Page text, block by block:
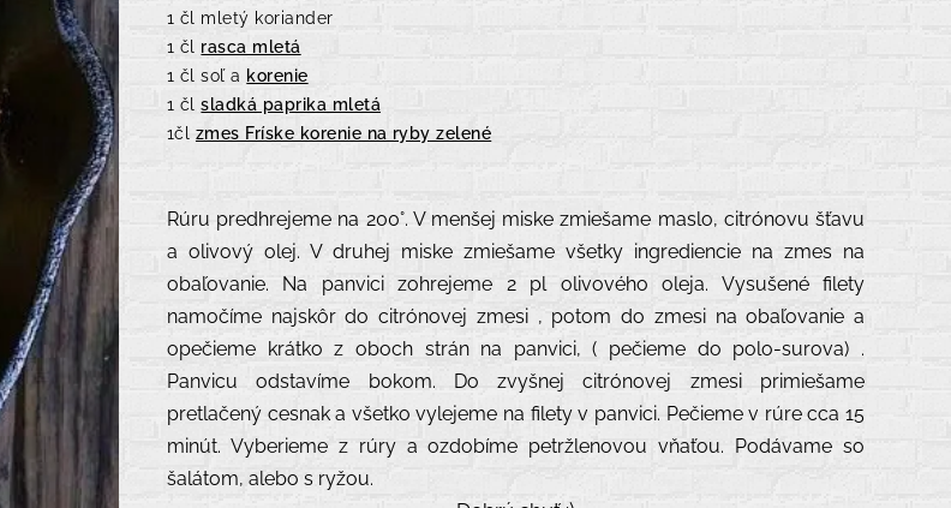
1 čl mletý koriander
1 čl rasca mletá
1 čl soľ a korenie
1 člsladká paprika mletá
1čl zmes Fríske korenie na ryby zelené
Rúru predhrejeme na 200°. V menšej miske zmiešame maslo, citrónovu šťavu
a olivový olej. V druhej miske zmiešame všetky ingrediencie na zmes na
obaľovanie. Na panvici zohrejeme 2 pl olivového oleja. Vysušené filety
namočíme najskôr do citrónovej zmesi , potom do zmesi na obaľovanie a
opečieme krátko z oboch strán na panvici, ( pečieme do polo-surova) .
Panvicu odstavíme bokom. Do zvyšnej citrónovej zmesi primiešame
pretlačený cesnak a všetko vylejeme na filety v panvici. Pečieme v rúre cca 15
minút. Vyberieme z rúry a ozdobíme petržlenovou vňaťou. Podávame so
šalátom, alebo s ryžou.